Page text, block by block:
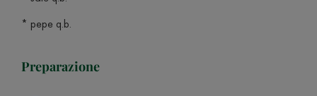
* pepe q.b.
Preparazione